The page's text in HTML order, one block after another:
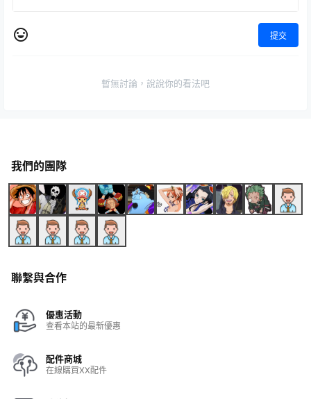
提交
暫無討論，說說你的看法吧
我們的團隊
聯繫與合作
優惠活動
查看本站的最新優惠
配件商城
在線購買XX配件